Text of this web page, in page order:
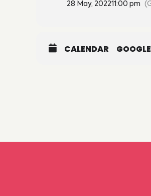
28 May, 202211:00 pm
CALENDAR